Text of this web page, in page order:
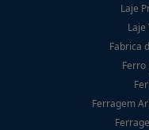
Laje
Laje
Fabrica
Ferro
Ferragem